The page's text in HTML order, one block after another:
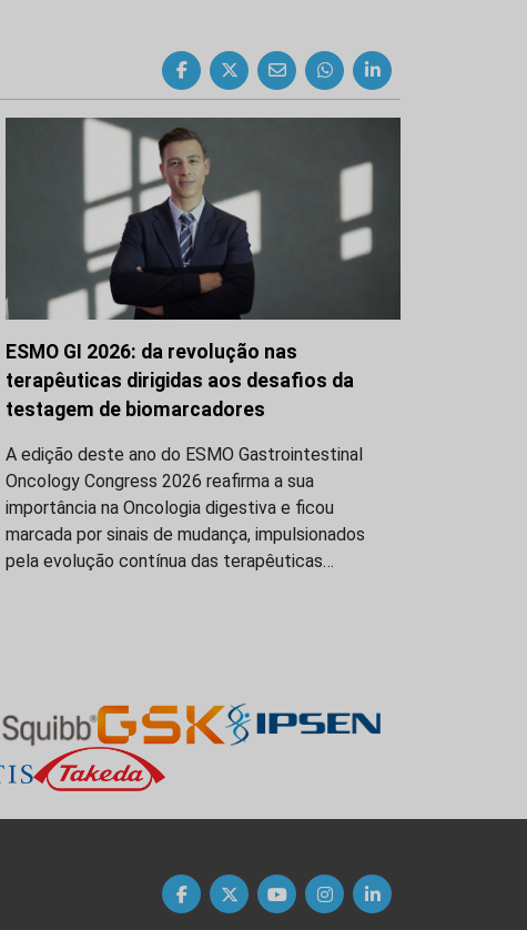
ESMO GI 2026: da revolução nas
terapêuticas dirigidas aos desafios da
testagem de biomarcadores
A edição deste ano do ESMO Gastrointestinal
Oncology Congress 2026 reafirma a sua
importância na Oncologia digestiva e ficou
marcada por sinais de mudança, impulsionados
pela evolução contínua das terapêuticas…